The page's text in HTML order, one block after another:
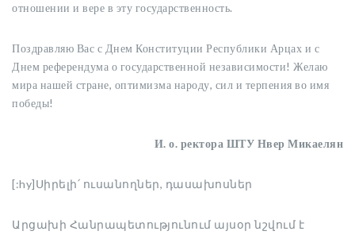
отношении и вере в эту государственность.
Поздравляю Вас с Днем Конституции Республики Арцах и с
Днем референдума о государственной независимости! Желаю
мира нашей стране, оптимизма народу, сил и терпения во имя
победы!
И. о. ректора ШТУ Нвер Микаелян
[:hy]Սիրելի՛ ուսանողներ, դասախոսներ
Արցախի Հանրապետությունում այսօր նշվում է